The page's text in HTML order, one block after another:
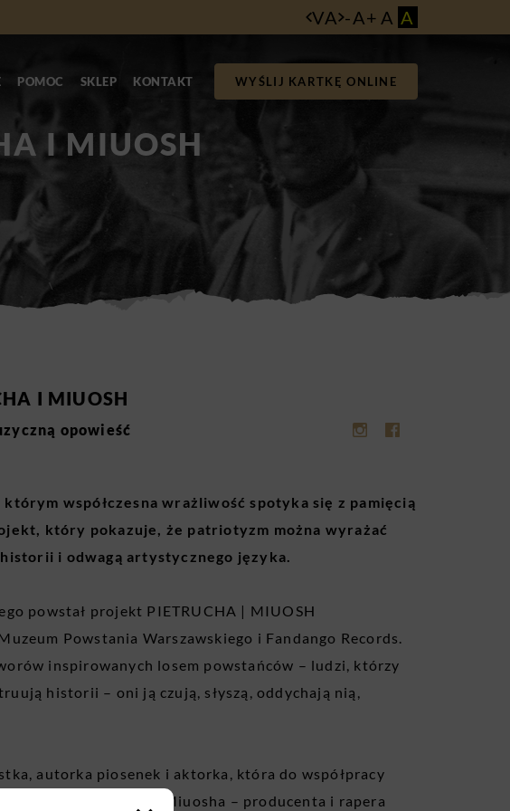
VA -A+ A A
POMOC SKLEP KONTAKT WYŚLIJ KARTKĘ ONLINE
I MIUOSH
I MIUOSH
opowieść
współczesna wrażliwość spotyka się z pamięcią
który pokazuje, że patriotyzm można wyrażać
i odwagą artystycznego języka.
powstał projekt PIETRUCHA | MIUOSH
Powstania Warszawskiego i Fandango Records.
inspirowanych losem powstańców – ludzi, którzy
historii – oni ją czują, słyszą, oddychają nią,
autorka piosenek i aktorka, która do współpracy
i scenarzystkę, oraz Miuosha – producenta i rapera